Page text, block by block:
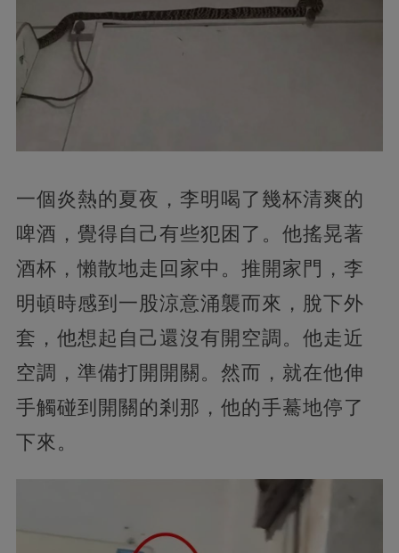
一個炎熱的夏夜，李明喝了幾杯清爽的
啤酒，覺得自己有些犯困了。他搖晃著
酒杯，懶散地走回家中。推開家門，李
明頓時感到一股涼意涌襲而來，脫下外
套，他想起自己還沒有開空調。他走近
空調，準備打開開關。然而，就在他伸
手觸碰到開關的剎那，他的手驀地停了
下來。